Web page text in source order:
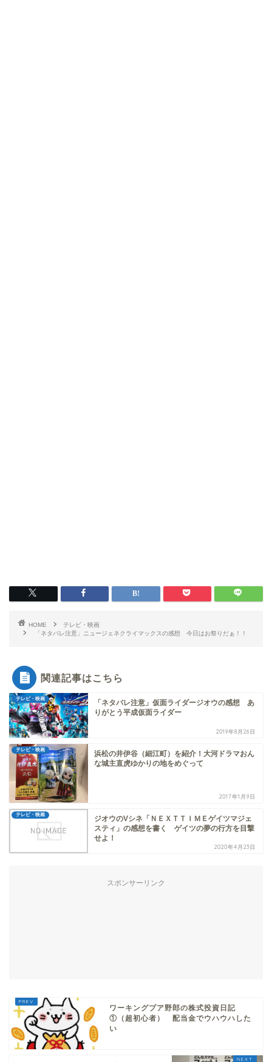
HOME
テレビ・映画
「ネタバレ注意」ニュージェネクライマックスの感想 今日はお祭りだぁ！！
関連記事はこちら
テレビ・映画
「ネタバレ注意」仮面ライダージオウの感想 あ
りがとう平成仮面ライダー
2019年8月26日
テレビ・映画
浜松の井伊谷（細江町）を紹介！大河ドラマおん
な城主直虎ゆかりの地をめぐって
2017年1月9日
テレビ・映画
ジオウのVシネ「ＮＥＸＴＴＩＭＥゲイツマジェ
スティ」の感想を書く ゲイツの夢の行方を目撃
せよ！
2020年4月23日
スポンサーリンク
ワーキングプア野郎の株式投資日記
①（超初心者） 配当金でウハウハした
い